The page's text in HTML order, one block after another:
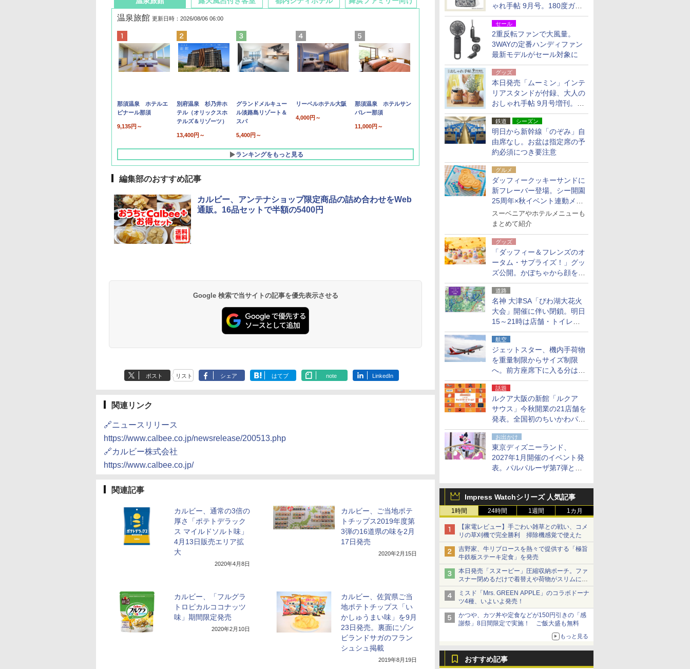
ゃれ手帖 9月号。180度ガバ
ッと開いて大容量
セール
2重反転ファンで大風量。
3WAYの定番ハンディファン
最新モデルがセール対象に
グッズ
本日発売「ムーミン」インテ
リアスタンドが付録、大人の
おしゃれ手帖 9月号増刊。レ
ザー調で高級感ある2個セッ
ト鉄道 シーズン
明日から新幹線「のぞみ」自
由席なし。お盆は指定席の予
約必須につき要注意
グルメ
ダッフィークッキーサンドに
新フレーバー登場。シー開園
25周年×秋イベント連動メニ
ュー
スーベニアやホテルメニューも
まとめて紹介
グッズ
「ダッフィー＆フレンズのオ
ータム・サプライズ！」グッ
ズ公開。かぼちゃから顔をの
ぞかせたぬいぐるみチャーム
ほか
道路
名神 大津SA「びわ湖大花火
大会」開催に伴い閉鎖。明日
15～21時は店舗・トイレ・
駐車場の利用不可
航空
ジェットスター、機内手荷物
を重量制限からサイズ制限
へ。前方座席下に入る分はす
べての運賃で無料に
話題
ルクア大阪の新館「ルクア
サウス」今秋開業の21店舗を
発表。全国初のちいかわパー
クストア/サンリオ新業態1号
店など
お出かけ
東京ディズニーランド、
2027年1月開催のイベント発
表。パルパルーザ第7弾とし
ド」を再演
Impress Watchシリーズ 人気記事
1時間 24時間 1週間 1カ月
【家電レビュー】手ごわい雑草との戦い、コメ
リの草刈機で完全勝利 掃除機感覚で使えた
吉野家、牛リブロースを熱々で提供する「極旨
牛鉄板ステーキ定食」を発売
本日発売「スヌーピー」圧縮収納ポーチ。ファ
スナー閉めるだけで着替えや荷物がスリムにま
とまる
ミスド「Mrs. GREEN APPLE」のコラボドーナ
ツ4種、いよいよ発売！
かつや、カツ丼や定食などが150円引きの「感
謝祭」8日間限定で実施！ ご飯大盛も無料
もっと見る
おすすめ記事
温泉旅館 更新日時：2026/08/06 06:00
那須温泉 ホテルエ
ピナール那須
9,135円～
別府温泉 杉乃井ホ
テル（オリックスホ
テルズ＆リゾーツ）
13,400円～
グランドメルキュー
ル淡路島リゾート＆
スパ
5,400円～
リーベルホテル大阪
4,000円～
那須温泉 ホテルサン
バレー那須
11,000円～
ランキングをもっと見る
10,450円～
19,541円～
7,950円～
5,758円～
編集部のおすすめ記事
カルビー、アンテナショップ限定商品の詰め合わせをWeb
通販。16品セットで半額の5400円
Google 検索で当サイトの記事を優先表示させる
ポスト リスト シェア はてブ note LinkedIn
関連リンク
🔗ニュースリリース
https://www.calbee.co.jp/newsrelease/200513.php
🔗カルビー株式会社
https://www.calbee.co.jp/
関連記事
カルビー、通常の3倍の
厚さ「ポテトデラック
ス マイルドソルト味」
4月13日販売エリア拡
大
2020年4月8日
カルビー、ご当地ポテ
トチップス2019年度第
3弾の16道県の味を2月
17日発売
2020年2月15日
カルビー、「フルグラ
トロピカルココナッツ
味」期間限定発売
2020年2月10日
カルビー、佐賀県ご当
地ポテトチップス「い
かしゅうまい味」を9月
23日発売。裏面にゾン
ビランドサガのフラン
シュシュ掲載
2019年8月19日